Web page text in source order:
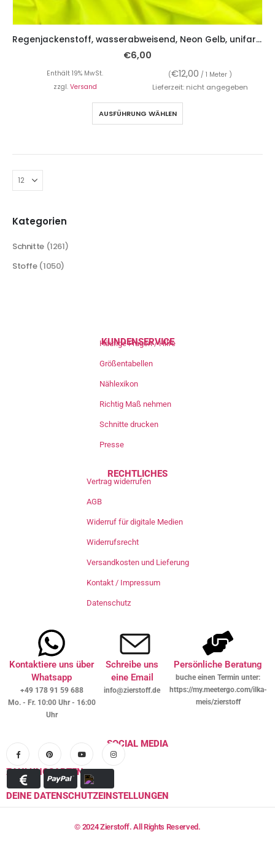
Regenjackenstoff, wasserabweisend, Neon Gelb, unifarben – auch für Taschen
€6,00
Enthält 19% MwSt. (€12,00 / 1 Meter )
zzgl. Versand Lieferzeit: nicht angegeben
AUSFÜHRUNG WÄHLEN
Kategorien
Schnitte (1261)
Stoffe (1050)
KUNDENSERVICE
Häufige Fragen / Hilfe
Größentabellen
Nählexikon
Richtig Maß nehmen
Schnitte drucken
Presse
RECHTLICHES
Vertrag widerrufen
AGB
Widerruf für digitale Medien
Widerrufsrecht
Versandkosten und Lieferung
Kontakt / Impressum
Datenschutz
Kontaktiere uns über
Whatsapp
+49 178 91 59 688
Mo. - Fr. 10:00 Uhr - 16:00
Uhr
Schreibe uns
eine Email
info@zierstoff.de
Persönliche Beratung
buche einen Termin unter:
https://my.meetergo.com/ilka-
meis/zierstoff
SOCIAL MEDIA
ZAHLUNGSARTEN
DEINE DATENSCHUTZEINSTELLUNGEN
© 2024 Zierstoff. All Rights Reserved.